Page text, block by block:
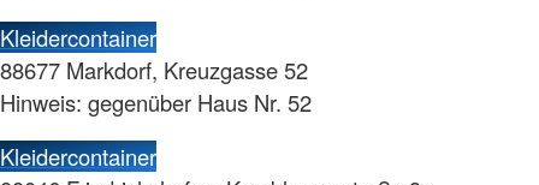
Kleidercontainer
88677 Markdorf, Kreuzgasse 52
Hinweis: gegenüber Haus Nr. 52
Kleidercontainer